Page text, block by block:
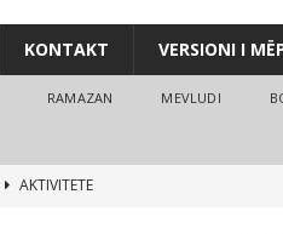
KONTAKT VERSIONI I
RAMAZAN MEVLUDI
AKTIVITETE